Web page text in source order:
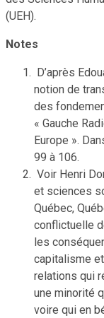
(UEH).
Notes
D’après
notion de
des
« Gauche
Europe ».
99 à 106.
Voir Henri
et sciences
Québec,
conflictuelle
les
capitalisme
relations qui
une minorité
voire qui en